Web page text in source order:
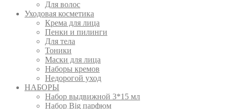
Для волос
Уходовая косметика
Крема для лица
Пенки и пилинги
Для тела
Тоники
Маски для лица
Наборы кремов
Недорогой уход
НАБОРЫ
Набор выдвижной 3*15 мл
Набор Big парфюм